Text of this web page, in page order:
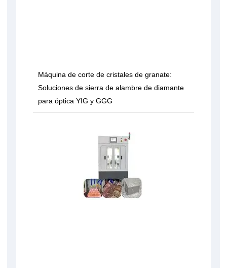
Máquina de corte de cristales de granate:
Soluciones de sierra de alambre de diamante
para óptica YIG y GGG